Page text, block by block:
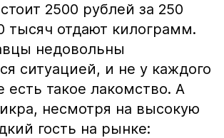
2500 рублей за 250
тысяч отдают килограмм.
недовольны
ситуацией, и не у каждого
есть такое лакомство. А
несмотря на высокую
гость на рынке: